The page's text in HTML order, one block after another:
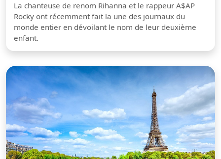
La chanteuse de renom Rihanna et le rappeur A$AP
Rocky ont récemment fait la une des journaux du
monde entier en dévoilant le nom de leur deuxième
enfant.